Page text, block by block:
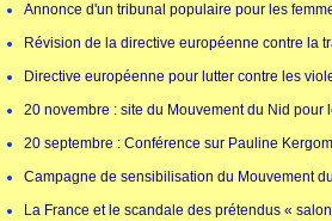
Annonce d'un tribunal populaire pour les
Révision de la directive européenne contre la
Directive européenne pour lutter contre les
20 novembre : site du Mouvement du Nid pour
20 septembre : Conférence sur Pauline
Campagne de sensibilisation du Mouvement
La France et le scandale des prétendus «